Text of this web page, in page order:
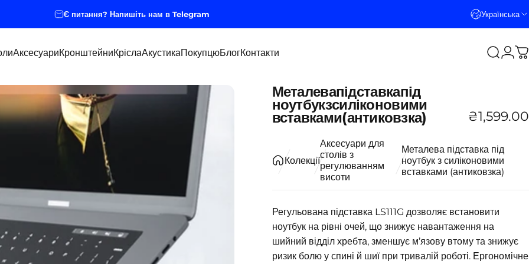
Є питання? Напишіть нам в Telegram Українська
АксесуариКронштейниКріслаАкустикаПокупцюБлогКонтакти Пошук
Металевапідставкапід
ноутбукзсиліконовими
вставками(антиковзка) ₴1,599.00
Колекції
Аксесуари для
столів з
регулюванням
висоти
Металева підставка під
ноутбук з силіконовими
вставками (антиковзка)
Регульована підставка LS111G дозволяє встановити
ноутбук на рівні очей, що знижує навантаження на
шийний відділ хребта, зменшує м’язову втому та знижує
ризик болю у спині й шиї при тривалій роботі. Ергономічне